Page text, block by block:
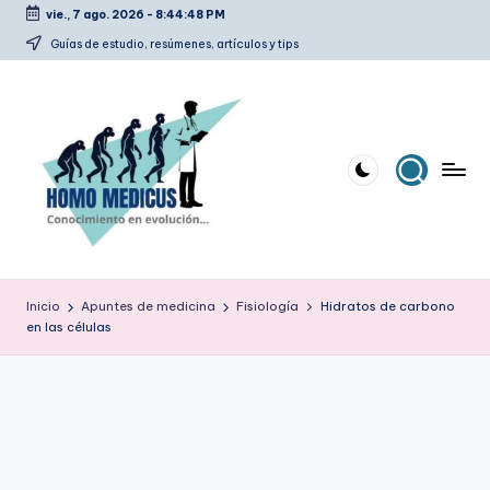
Saltar
vie., 7 ago. 2026 - 8:44:49 PM
Guías de estudio, resúmenes, artículos y tips
o
m
estudio,
Inicio Apuntes de medicina Fisiología
Hidratos de carbono
en las células